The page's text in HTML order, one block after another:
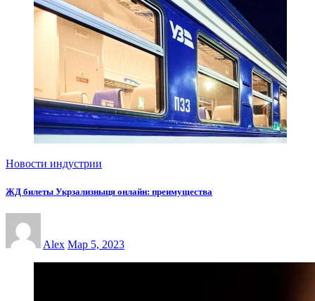
Новости индустрии
ЖД билеты Укрзализныця онлайн: преимущества
Alex Мар 5, 2023